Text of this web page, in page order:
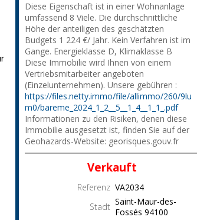
Diese Eigenschaft ist in einer Wohnanlage
umfassend 8 Viele. Die durchschnittliche
Höhe der anteiligen des geschätzten
Budgets 1 224 €/ Jahr. Kein Verfahren ist im
Gange. Energieklasse D, Klimaklasse B
Diese Immobilie wird Ihnen von einem
Vertriebsmitarbeiter angeboten
(Einzelunternehmen). Unsere gebühren :
https://files.netty.immo/file/allimmo/260/9lu
m0/bareme_2024_1_2__5__1_4__1_1_.pdf
Informationen zu den Risiken, denen diese
Immobilie ausgesetzt ist, finden Sie auf der
Geohazards-Website: georisques.gouv.fr
Verkauft
Referenz VA2034
Stadt Saint-Maur-des-
Fossés 94100